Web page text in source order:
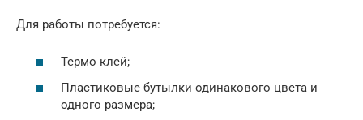
Для работы потребуется:
Термо клей;
Пластиковые бутылки одинакового цвета и
одного размера;